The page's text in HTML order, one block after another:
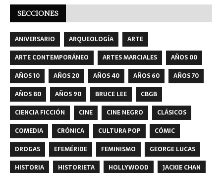
SECCIONES
ANIVERSARIO ARQUEOLOGÍA
ARTE
ARTE CONTEMPORÁNEO
ARTES MARCIALES
AÑOS 00
AÑOS 10
AÑOS 20 AÑOS 40 AÑOS 60
AÑOS 70
AÑOS 80
AÑOS 90 BRUCE LEE
CBGB
CIENCIA FICCIÓN
CINE CINE NEGRO
CLÁSICOS
COMEDIA
CRÓNICA CULTURA POP
CÓMIC
DROGAS
EFEMÉRIDE FEMINISMO
GEORGE LUCAS
HISTORIA
HISTORIETA HOLLYWOOD
JACKIE CHAN